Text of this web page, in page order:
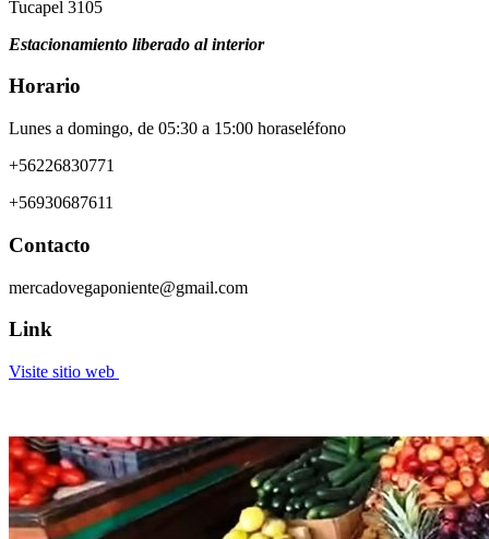
Tucapel 3105
Estacionamiento liberado al interior
Horario
Lunes a domingo, de 05:30 a 15:00 horaseléfono
+56226830771
+56930687611
Contacto
mercadovegaponiente@gmail.com
Link
Visite sitio web